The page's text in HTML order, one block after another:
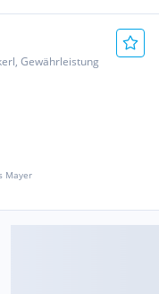
Gewährleistung
Mayer